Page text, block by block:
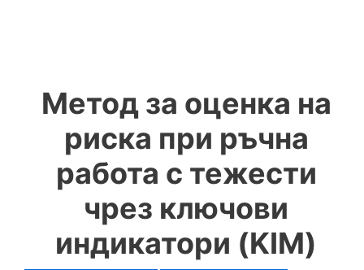
Метод за оценка на
риска при ръчна
работа с тежести
чрез ключови
индикатори (KIM)